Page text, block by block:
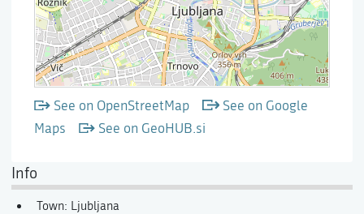
Info
See on OpenStreetMap
See on Google
Maps
See on GeoHUB.si
Town: Ljubljana